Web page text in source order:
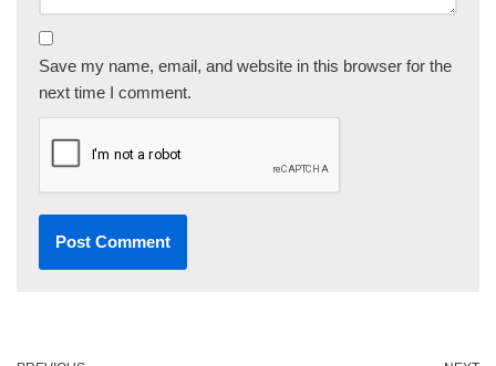
Save my name, email, and website in this browser for the
next time I comment.